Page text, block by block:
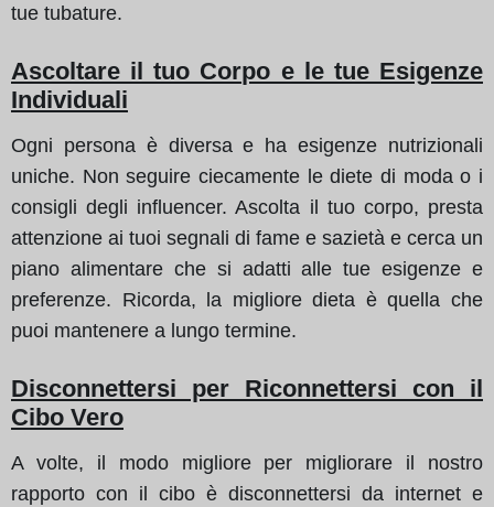
tue tubature.
Ascoltare il tuo Corpo e le tue Esigenze
Individuali
Ogni persona è diversa e ha esigenze nutrizionali
uniche. Non seguire ciecamente le diete di moda o i
consigli degli influencer. Ascolta il tuo corpo, presta
attenzione ai tuoi segnali di fame e sazietà e cerca un
piano alimentare che si adatti alle tue esigenze e
preferenze. Ricorda, la migliore dieta è quella che
puoi mantenere a lungo termine.
Disconnettersi per Riconnettersi con il
Cibo Vero
A volte, il modo migliore per migliorare il nostro
rapporto con il cibo è disconnettersi da internet e